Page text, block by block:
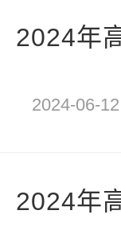
2024年
2024-06-12
2024年